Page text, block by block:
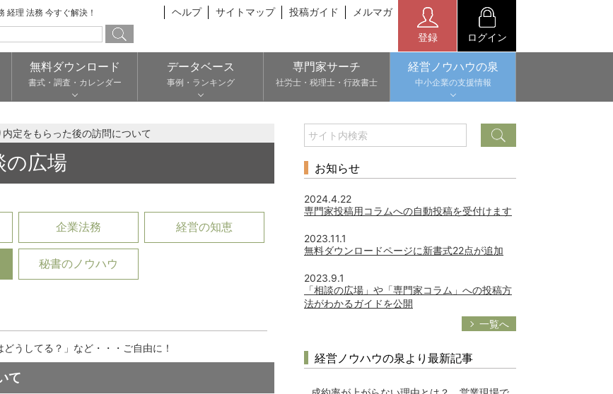
経理 法務 今すぐ解決！ ヘルプ サイトマップ 投稿ガイド メルマガ
登録 ログイン
無料ダウンロード
書式・調査・カレンダー
データベース
事例・ランキング
専門家サーチ
社労士・税理士・行政書士
経営ノウハウの泉
中小企業の支援情報
定をもらった後の訪問について
の広場
企業法務 経営の知恵
秘書のノウハウ
うしてる？」など・・・ご自由に！
て
お知らせ
2024.4.22
専門家投稿用コラムへの自動投稿を受付けます
2023.11.1
無料ダウンロードページに新書式22点が追加
2023.9.1
「相談の広場」や「専門家コラム」への投稿方
法がわかるガイドを公開
一覧へ
経営ノウハウの泉より最新記事